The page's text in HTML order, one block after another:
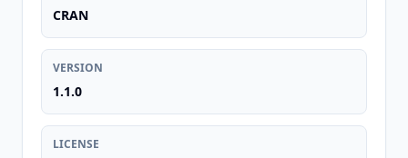
CRAN
VERSION
1.1.0
LICENSE